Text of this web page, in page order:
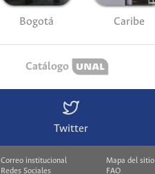
Bogotá Caribe
Catálogo
Twitter
Correo institucional
Mapa del sitio
Redes Sociales
FAQ